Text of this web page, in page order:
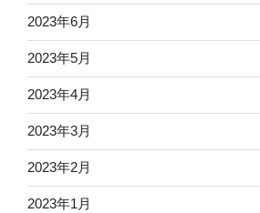
2023年6月
2023年5月
2023年4月
2023年3月
2023年2月
2023年1月